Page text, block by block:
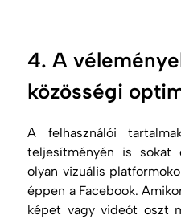
4. A
közösségi
A felhasználói
teljesítményén is sokat
olyan vizuális
éppen a Facebook.
képet vagy videót oszt